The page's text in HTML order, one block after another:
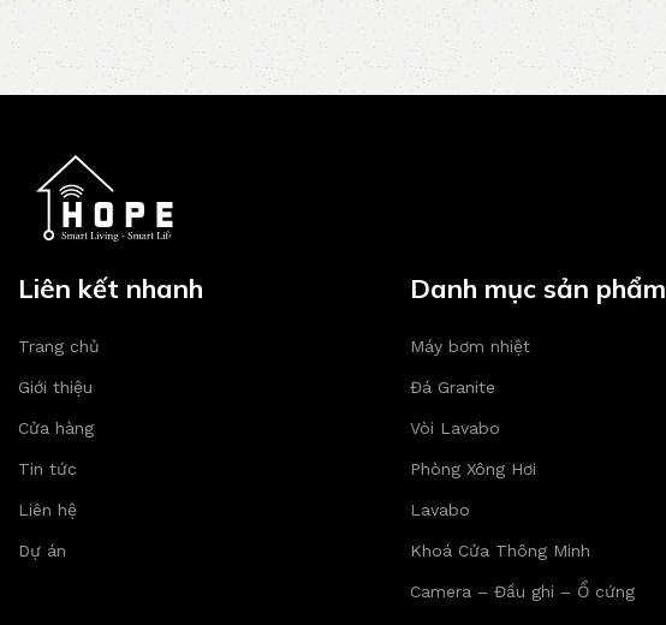
Liên kết nhanh
Trang chủ
Giới thiệu
Cửa hàng
Tin tức
Liên hệ
Dự án
Danh mục sản phẩm
Máy bơm nhiệt
Đá Granite
Vòi Lavabo
Phòng Xông Hơi
Lavabo
Khoá Cửa Thông Minh
Camera – Đầu ghi – Ổ cứng